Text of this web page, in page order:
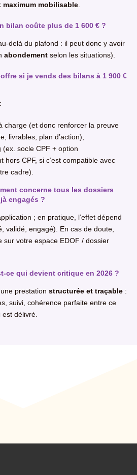
maximum mobilisable.
bilan coûte plus de 1 600 € ?
delà du plafond : il peut donc y avoir
abondementselon les situations).
si je vends des bilans à 1 900 €
charge (et donc renforcer la preuve
livrables, plan d’action),
(ex. socle CPF + option
hors CPF, si c’est compatible avec
cadre).
concerne tous les dossiers
engagés ?
; en pratique, l’effet dépend
validé, engagé). En cas de doute,
sur votre espace EDOF / dossier
ce qui devient critique en 2026 ?
prestation structurée et traçable:
suivi, cohérence parfaite entre ce
est délivré.